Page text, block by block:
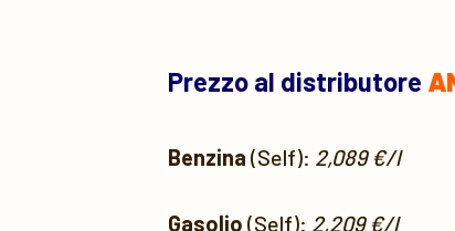
Prezzo al distributore
Benzina (Self): 2,089 €/l
Gasolio (Self): 2,209 €/l